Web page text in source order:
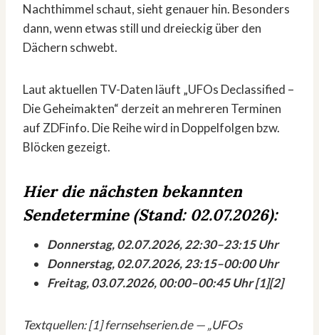
Nachthimmel schaut, sieht genauer hin. Besonders
dann, wenn etwas still und dreieckig über den
Dächern schwebt.
Laut aktuellen TV-Daten läuft „UFOs Declassified –
Die Geheimakten“ derzeit an mehreren Terminen
auf ZDFinfo. Die Reihe wird in Doppelfolgen bzw.
Blöcken gezeigt.
Hier die nächsten bekannten
Sendetermine (Stand: 02.07.2026):
Donnerstag, 02.07.2026, 22:30–23:15 Uhr
Donnerstag, 02.07.2026, 23:15–00:00 Uhr
Freitag, 03.07.2026, 00:00–00:45 Uhr [1][2]
Textquellen: [1] fernsehserien.de — „UFOs